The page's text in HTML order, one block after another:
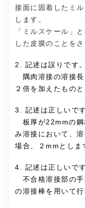
接面に固着したミ
します。
「ミルスケール」
した皮膜のことをさ
2. 記述は誤りです。
隅肉溶接の溶接長
２倍を加えたものと
3. 記述は正しいです
板厚が22mmの鋼
み溶接において、
場合、２mmとしま
4. 記述は正しいです
不合格溶接部の手
の溶接棒を用いて行